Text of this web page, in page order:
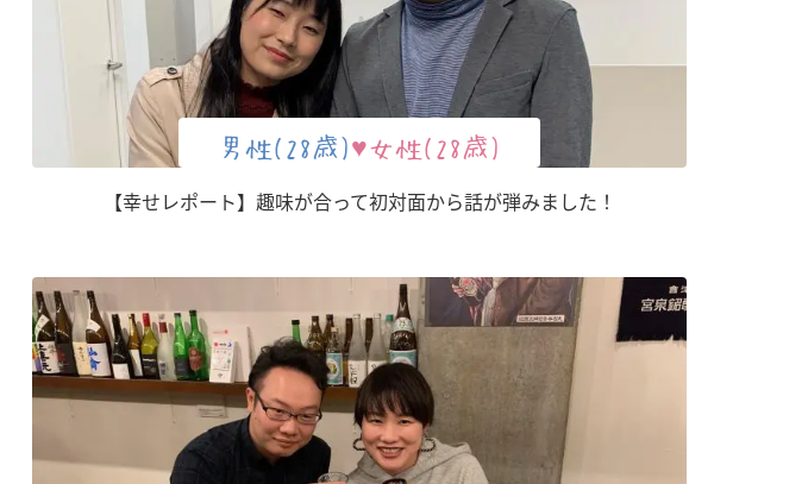
男性(28歳)♥女性(28歳)
【幸せレポート】趣味が合って初対面から話が弾みました！